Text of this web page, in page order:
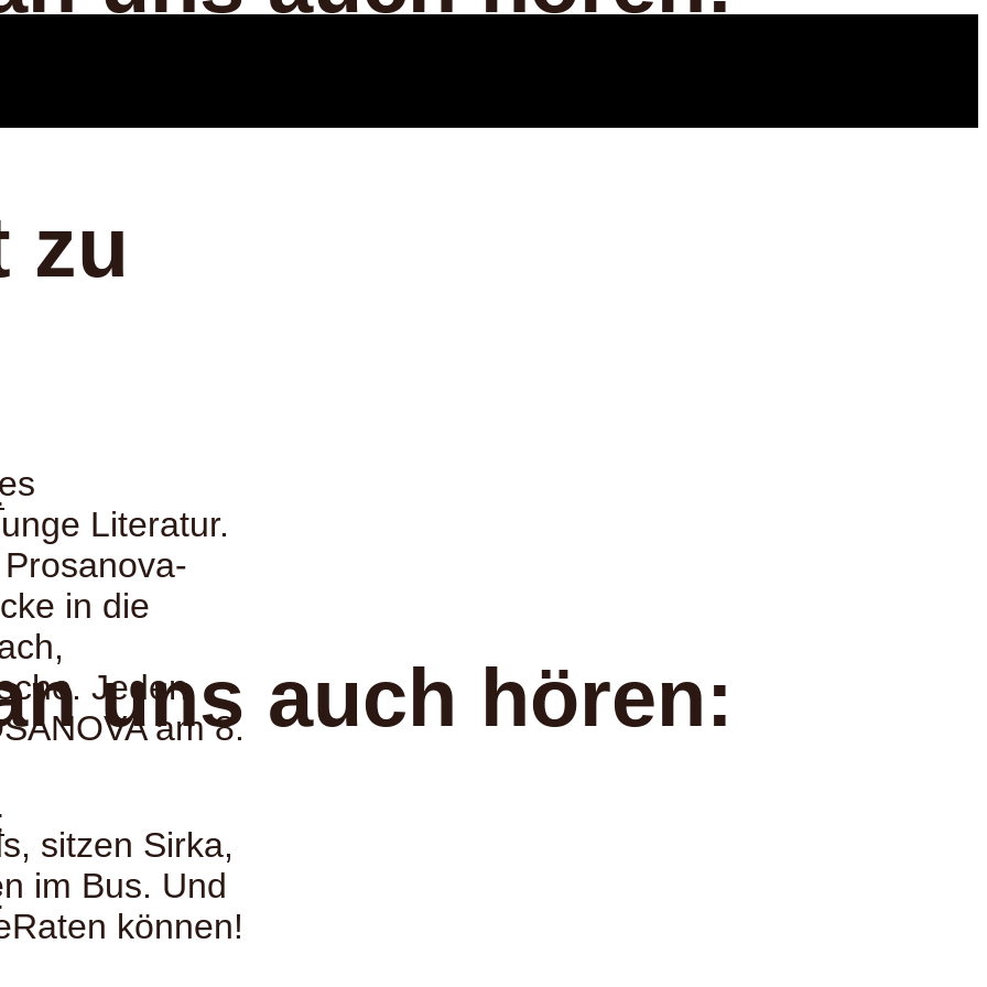
uns auch hören:
zu
Literatur.
in die
Jeden
am 8.
sitzen Sirka,
im Bus. Und
können!